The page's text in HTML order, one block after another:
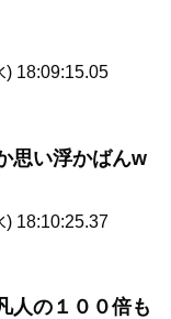
) 18:09:15.05
思い浮かばんw
) 18:10:25.37
人の１００倍も